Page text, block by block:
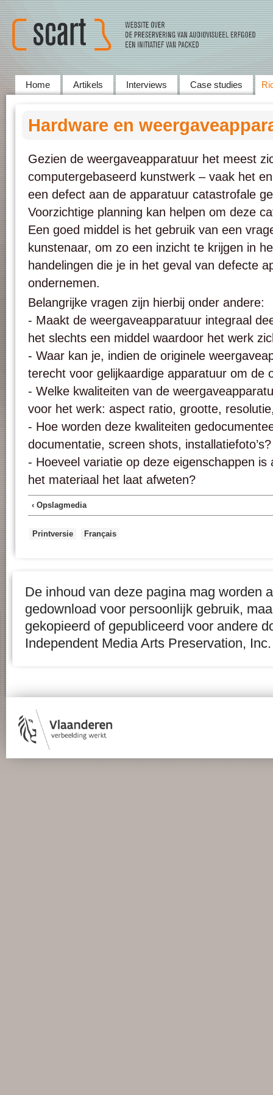
Home Artikels Interviews Case studies
Hardware en
Gezien de weergaveapparatuur het meest
computergebaseerd kunstwerk – vaak het
een defect aan de apparatuur catastrofale
Voorzichtige planning kan helpen om deze
Een goed middel is het gebruik van een
kunstenaar, om zo een inzicht te krijgen in
handelingen die je in het geval van defecte
ondernemen.
Belangrijke vragen zijn hierbij onder andere:
- Maakt de weergaveapparatuur integraal
het slechts een middel waardoor het werk
- Waar kan je, indien de originele
terecht voor gelijkaardige apparatuur om de
- Welke kwaliteiten van de
voor het werk: aspect ratio, grootte,
- Hoe worden deze kwaliteiten
documentatie, screen shots, installatiefoto’s?
- Hoeveel variatie op deze eigenschappen is
het materiaal het laat afweten?
‹ Opslagmedia
Printversie Français
De inhoud van deze pagina mag worden
gedownload voor persoonlijk gebruik,
gekopieerd of gepubliceerd voor andere
Independent Media Arts Preservation, Inc.